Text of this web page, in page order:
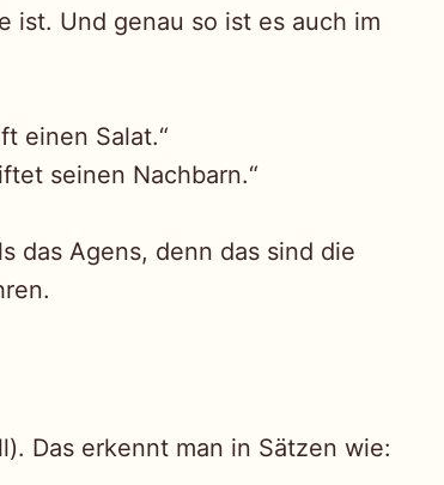
ist. Und genau so ist es auch im
einen Salat.“
seinen Nachbarn.“
das Agens, denn das sind die
Das erkennt man in Sätzen wie: